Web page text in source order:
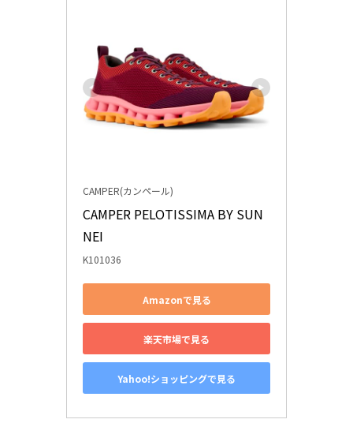
CAMPER(カンペール)
CAMPER PELOTISSIMA BY SUN
NEI
K101036
Amazonで見る
楽天市場で見る
Yahoo!ショッピングで見る